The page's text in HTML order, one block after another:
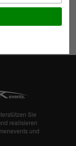
bei einem
Sie
realisieren
und